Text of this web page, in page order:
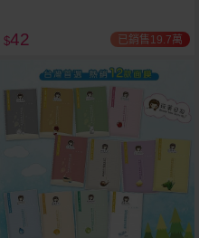
$42 已銷售19.7萬